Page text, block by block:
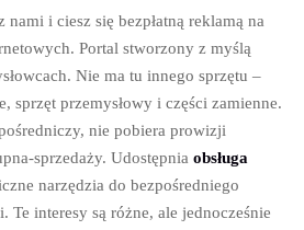
nami i ciesz się bezpłatną reklamą na
Portal stworzony z myślą
Nie ma tu innego sprzętu –
sprzęt przemysłowy i części zamienne.
nie pobiera prowizji
sprzedaży. Udostępnia obsługa
narzędzia do bezpośredniego
Te interesy są różne, ale jednocześnie